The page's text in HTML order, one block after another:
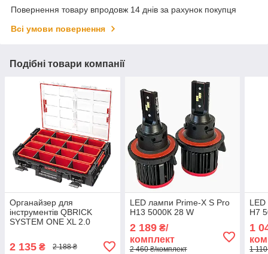
Повернення товару впродовж 14 днів за рахунок покупця
Всі умови повернення
Подібні товари компанії
Органайзер для
інструментів QBRICK
SYSTEM ONE XL 2.0
2 135 ₴ 2 188 ₴
LED лампи Prime-X S Pro
H13 5000К 28 W
2 189₴/
комплект
2 460 ₴/комплект
Н7
1
1